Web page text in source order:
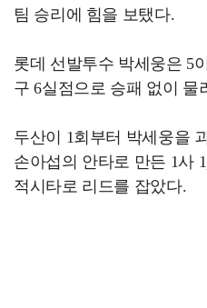
팀 승리에 힘을 보탰다.
롯데 선발투수 박세웅은 5
구 6실점으로 승패 없이 물
두산이 1회부터 박세웅을
손아섭의 안타로 만든 1사
적시타로 리드를 잡았다.